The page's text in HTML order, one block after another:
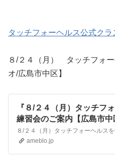
タッチフォーヘルス公式ク
８/２４（月） タッチフォ
オ/広島市中区】
『８/２４（月）タッチフ
練習会のご案内【広島市中
８/２４（月）タッチフォーヘルス
ameblo.jp